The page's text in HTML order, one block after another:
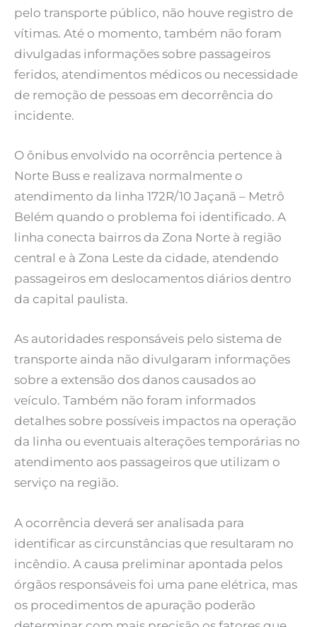
pelo transporte público, não houve registro de
vítimas. Até o momento, também não foram
divulgadas informações sobre passageiros
feridos, atendimentos médicos ou necessidade
de remoção de pessoas em decorrência do
incidente.
O ônibus envolvido na ocorrência pertence à
Norte Buss e realizava normalmente o
atendimento da linha 172R/10 Jaçanã – Metrô
Belém quando o problema foi identificado. A
linha conecta bairros da Zona Norte à região
central e à Zona Leste da cidade, atendendo
passageiros em deslocamentos diários dentro
da capital paulista.
As autoridades responsáveis pelo sistema de
transporte ainda não divulgaram informações
sobre a extensão dos danos causados ao
veículo. Também não foram informados
detalhes sobre possíveis impactos na operação
da linha ou eventuais alterações temporárias no
atendimento aos passageiros que utilizam o
serviço na região.
A ocorrência deverá ser analisada para
identificar as circunstâncias que resultaram no
incêndio. A causa preliminar apontada pelos
órgãos responsáveis foi uma pane elétrica, mas
os procedimentos de apuração poderão